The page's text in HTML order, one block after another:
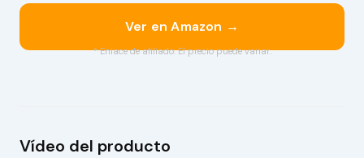
Ver en Amazon →
* Enlace de afiliado. El precio puede variar.
Vídeo del producto